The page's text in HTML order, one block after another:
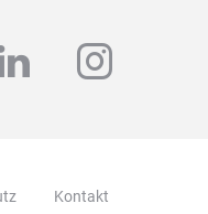
Kontakt